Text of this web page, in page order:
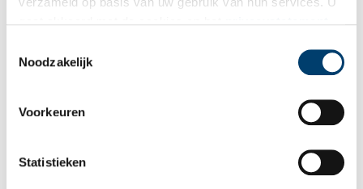
Noodzakelijk
Voorkeuren
Statistieken
De redding van Pampus liep niet van een leien dakje
Het redden van het voormalige forteiland Pampus, dat 3,5
blijkt uit het pas verschenen boek ‘Pampus Pioniers’ met als
ondertitel ‘Zij die het forteiland van de ondergang hebben